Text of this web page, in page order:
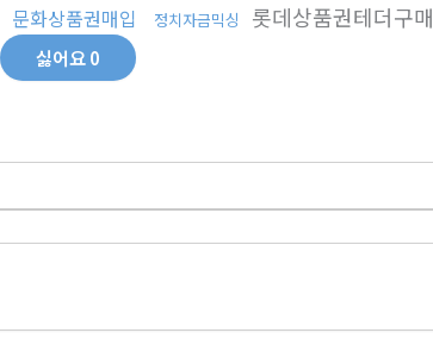
문화상품권매입 정치자금믹싱 롯데상품권테더구매
싫어요0